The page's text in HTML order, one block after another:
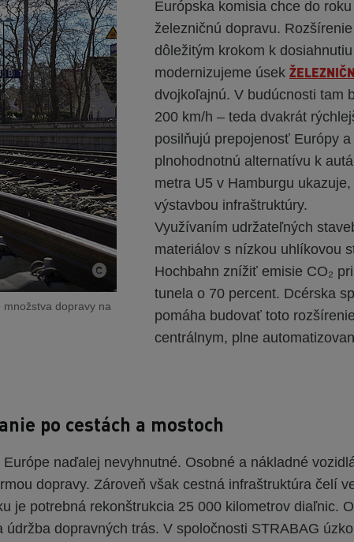
dopravy na
Európska komisia chce do
železničnú dopravu.
dôležitým krokom k
modernizujeme úsek
dvojkoľajnú. V budúcnosti tam
200 km/h – teda dvakrát
posilňujú prepojenosť Európy
plnohodnotnú alternatívu k
metra U5 v Hamburgu
výstavbou infraštruktúry.
Využívaním udržateľných
materiálov s nízkou uhlíkovou
Hochbahn znížiť emisie CO₂
tunela o 70 percent. Dcérska
pomáha budovať toto
centrálnym, plne
po cestách a mostoch
naďalej nevyhnutné. Osobné a nákladné
dopravy. Zároveň však cestná infraštruktúra čelí
je potrebná rekonštrukcia 25 000 kilometrov diaľnic.
údržba dopravných trás. V spoločnosti STRABAG úzko